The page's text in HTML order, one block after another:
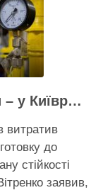
Жодних ілюзій щодо зими – у Київраді закидають, що КМДА виконала План стійкості на 20%
витратив
до
стійкості
заявив,